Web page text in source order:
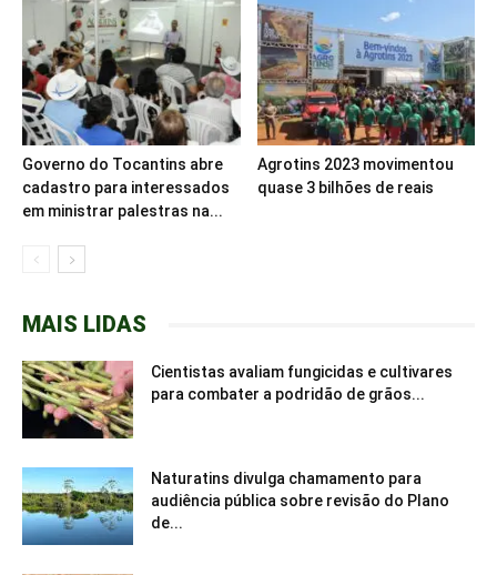
Governo do Tocantins abre
cadastro para interessados
em ministrar palestras na...
Agrotins 2023 movimentou
quase 3 bilhões de reais
MAIS LIDAS
Cientistas avaliam fungicidas e cultivares
para combater a podridão de grãos...
Naturatins divulga chamamento para
audiência pública sobre revisão do Plano
de...